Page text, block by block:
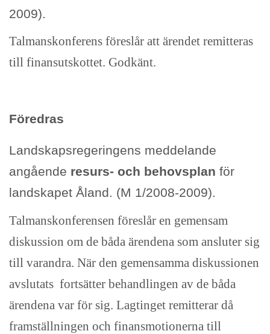
2009).
Talmanskonferens föreslår att ärendet remitteras
till finansutskottet. Godkänt.
Föredras
Landskapsregeringens meddelande
angående resurs- och behovsplan för
landskapet Åland. (M 1/2008-2009).
Talmanskonferensen föreslår en gemensam
diskussion om de båda ärendena som ansluter sig
till varandra. När den gemensamma diskussionen
avslutats fortsätter behandlingen av de båda
ärendena var för sig. Lagtinget remitterar då
framställningen och finansmotionerna till